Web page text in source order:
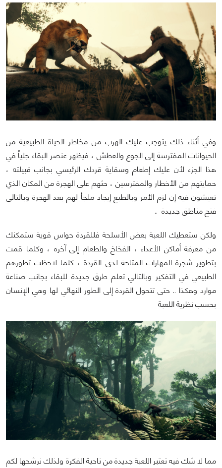
وفي أثناء ذلك يتوجب عليك الهرب من مخاطر الحياة الطبيعية من
الحيوانات المفترسة إلى الجوع والعطش ، فيظهر عنصر البقاء جلياً في
هذا الجزء لأن عليك إطعام وسقاية قردك الرئيسي بجانب قبيلته ،
حمايتهم من الأخطار والمفترسين ، حثهم على الهجرة من المكان الذي
تعيشون فيه إن لزم الأمر وبالطبع إيجاد ملجأ لهم بعد الهجرة وبالتالي
فتح مناطق جديدة ..
ولكن ستعطيك اللعبة بعض الأسلحة فللقردة حواس قوية ستمكنك
من معرفة أماكن الأعداء ، الفخاخ والطعام إلى آخره ، وكلما قمت
بتطوير شجرة المهارات المتاحة لدى القردة ، كلما لاحظت تطورهم
الطبيعي في التفكير وبالتالي تعلم طرق جديدة للبقاء بجانب صناعة
موارد وهكذا .. حتى تتحول القردة إلى الطور النهائي لها وهي الإنسان
بحسب نظرية اللعبة
مما لا شك فيه تعتبر اللعبة جديدة من ناحية الفكرة ولذلك نرشحها لكم